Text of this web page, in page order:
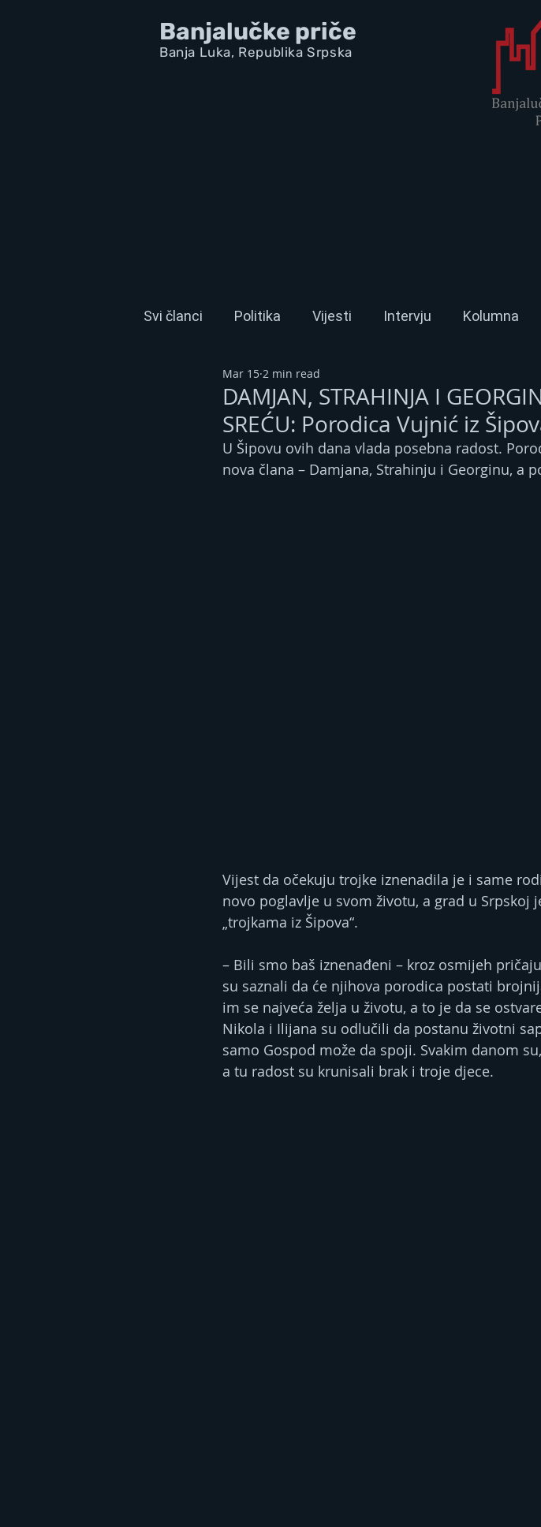
Banjalučke priče
Banja Luka, Republika Srpska
Svi članci Politika Vijesti Intervju Kolumna
DAMJAN, STRAHINJA I
SREĆU: Porodica Vujnić iz
Mar 15 2 min read
U Šipovu ovih dana vlada posebna radost.
nova člana – Damjana, Strahinju i Georginu, a
Vijest da očekuju trojke iznenadila je i same
novo poglavlje u svom životu, a grad u Srpskoj
„trojkama iz Šipova“.
– Bili smo baš iznenađeni – kroz osmijeh
su saznali da će njihova porodica postati
im se najveća želja u životu, a to je da se
Nikola i Ilijana su odlučili da postanu životni
samo Gospod može da spoji. Svakim danom
a tu radost su krunisali brak i troje djece.